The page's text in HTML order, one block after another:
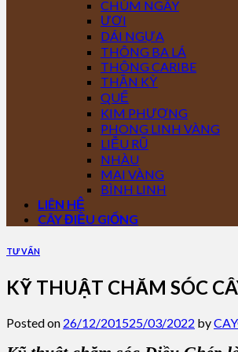
CHÙM NGÂY
ƯƠI
DÁI NGỰA
THÔNG BA LÁ
THÔNG CARIBE
THẦN KỲ
QUẾ
KIM PHƯỢNG
PHONG LINH VÀNG
LIỄU RŨ
NHÀU
MAI VÀNG
BÌNH LINH
LIÊN HỆ
CÂY ĐIỀU GIỐNG
TƯ VẤN
KỸ THUẬT CHĂM SÓC
Posted on 26/12/201525/03/2022 by